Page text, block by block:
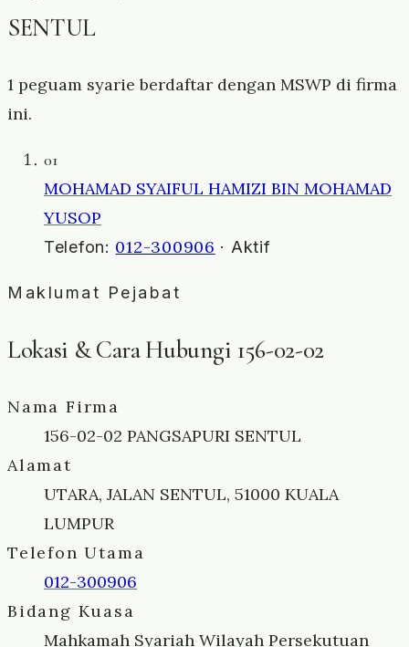
SENTUL
1 peguam syarie berdaftar dengan MSWP di firma
ini.
01
MOHAMAD SYAIFUL HAMIZI BIN MOHAMAD
YUSOP
Telefon: 012-300906 · Aktif
Maklumat Pejabat
Lokasi & Cara Hubungi 156-02-02
Nama Firma
156-02-02 PANGSAPURI SENTUL
Alamat
UTARA, JALAN SENTUL, 51000 KUALA
LUMPUR
Telefon Utama
012-300906
Bidang Kuasa
Mahkamah Syariah Wilayah Persekutuan